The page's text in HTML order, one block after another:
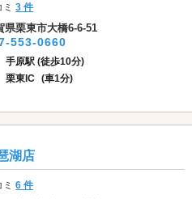
ミ3 件
県栗東市大橋6-6-51
553-0660
手原駅 (徒歩10分)
栗東IC (車1分)
湖店
ミ6 件